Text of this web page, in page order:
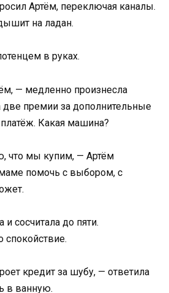
Артём, переключая каналы.
на ладан.
в руках.
— медленно произнесла
две премии за дополнительные
Какая машина?
что мы купим, — Артём
помочь с выбором, с
сосчитала до пяти.
спокойствие.
кредит за шубу, — ответила
в ванную.